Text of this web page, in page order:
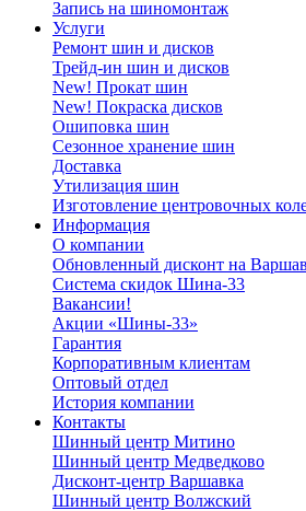
Запись на шиномонтаж
Услуги
Ремонт шин и дисков
Трейд-ин шин и дисков
New! Прокат шин
New! Покраска дисков
Ошиповка шин
Сезонное хранение шин
Доставка
Утилизация шин
Изготовление центровочных
Информация
О компании
Обновленный дисконт на
Система скидок Шина-33
Вакансии!
Акции «Шины-33»
Гарантия
Корпоративным клиентам
Оптовый отдел
История компании
Контакты
Шинный центр Митино
Шинный центр Медведково
Дисконт-центр Варшавка
Шинный центр Волжский